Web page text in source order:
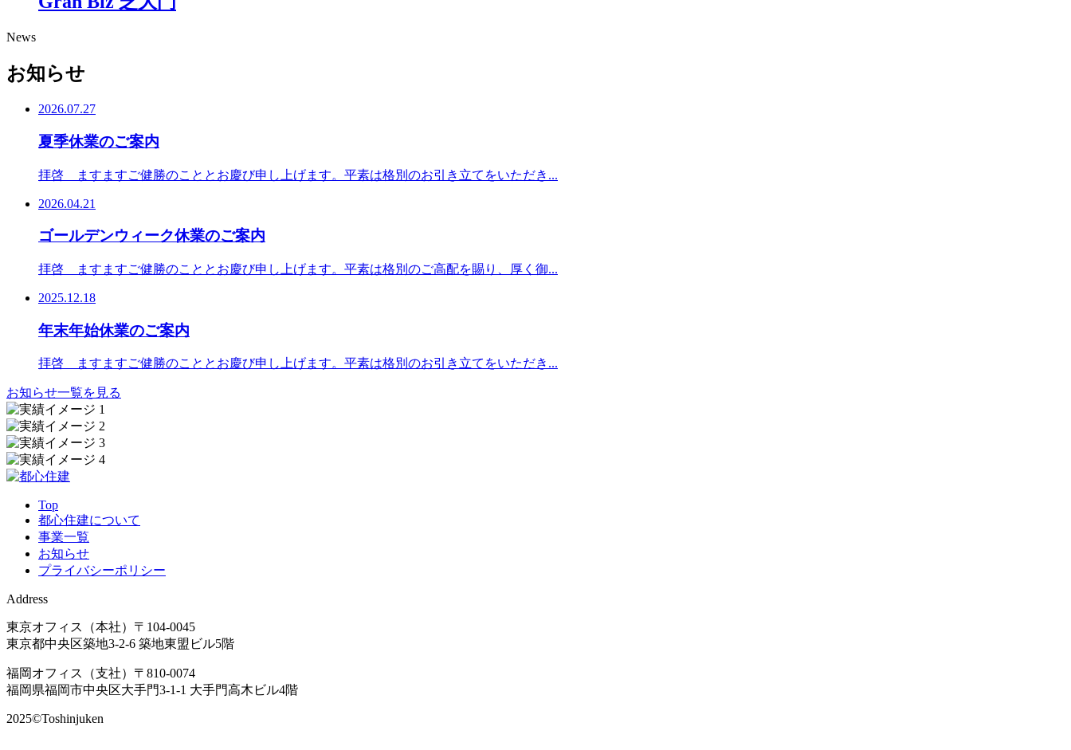
News
お知らせ
2026.07.27
夏季休業のご案内
拝啓 ますますご健勝のこととお慶び申し上げます。平素は格別のお引き立てをいただき...
2026.04.21
ゴールデンウィーク休業のご案内
拝啓 ますますご健勝のこととお慶び申し上げます。平素は格別のご高配を賜り、厚く御...
2025.12.18
年末年始休業のご案内
拝啓 ますますご健勝のこととお慶び申し上げます。平素は格別のお引き立てをいただき...
お知らせ一覧を見る
Top
都心住建について
事業一覧
お知らせ
プライバシーポリシー
Address
東京オフィス（本社） 〒104-0045
東京都中央区築地3-2-6 築地東盟ビル5階
福岡オフィス（支社） 〒810-0074
福岡県福岡市中央区大手門3-1-1 大手門高木ビル4階
2025©Toshinjuken